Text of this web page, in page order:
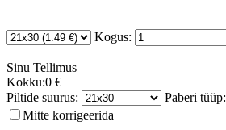
Kogus:
Sinu Tellimus
Kokku:0 €
Piltide suurus:
Paberi tüüp:
Mitte korrigeerida